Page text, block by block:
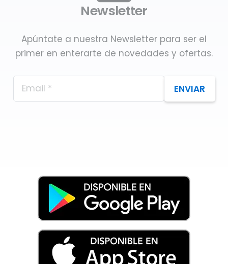
Newsletter
Apúntate a nuestra Newsletter para ser el
primer en enterarte de novedades y ofertas.
ENVIAR